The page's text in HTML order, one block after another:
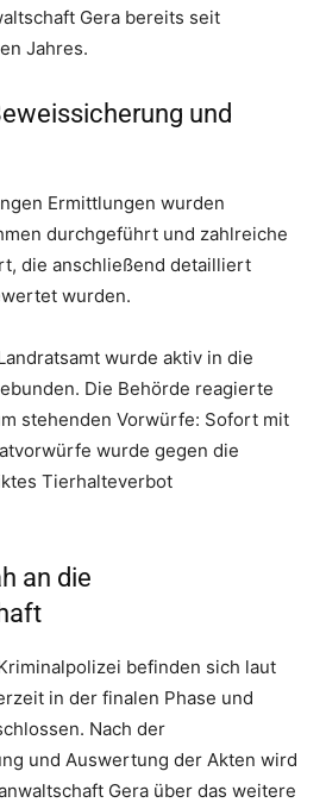
Gera bereits seit
Jahres.
und
Ermittlungen wurden
durchgeführt und zahlreiche
die anschließend detailliert
wurden.
wurde aktiv in die
Die Behörde reagierte
stehenden Vorwürfe: Sofort mit
wurde gegen die
Tierhalteverbot
an die
befinden sich laut
in der finalen Phase und
Nach der
und Auswertung der Akten wird
Gera über das weitere